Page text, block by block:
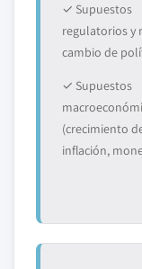
✓ Supuestos
regulatorios y
cambio de
✓ Supuestos
(crecimiento
inflación,